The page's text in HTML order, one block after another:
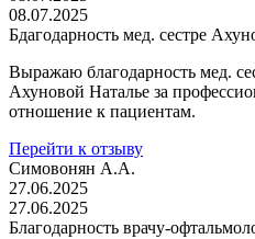
08.07.2025
Бдагодарность мед. сестре
Выражаю благодарность мед.
Ахуновой Наталье за
отношение к пациентам.
Перейти к отзыву
Симовонян А.А.
27.06.2025
27.06.2025
Благодарность врачу-